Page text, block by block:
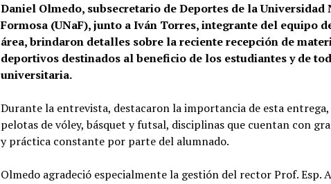
Daniel Olmedo, subsecretario de Deportes de la Universidad
Formosa (UNaF), junto a Iván Torres, integrante del equipo
área, brindaron detalles sobre la reciente recepción de
deportivos destinados al beneficio de los estudiantes y de
universitaria.
Durante la entrevista, destacaron la importancia de esta
pelotas de vóley, básquet y futsal, disciplinas que cuentan con
y práctica constante por parte del alumnado.
Olmedo agradeció especialmente la gestión del rector Prof. Esp.